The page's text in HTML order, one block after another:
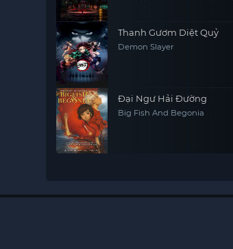
Thanh Gươm Diệt Quỷ
Demon Slayer
Đại Ngư Hải Đường
Big Fish And Begonia